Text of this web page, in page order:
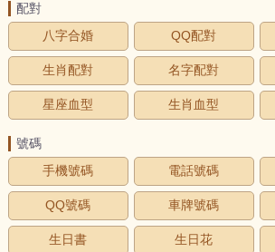
配對
八字合婚
QQ配對
生肖配對 名字配對
星座血型 生肖血型
號碼
手機號碼
電話號碼
QQ號碼 車牌號碼
生日書 生日花